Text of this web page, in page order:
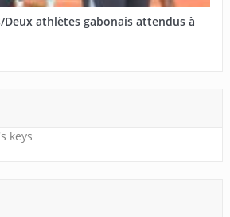
Deux athlètes gabonais attendus à
keys